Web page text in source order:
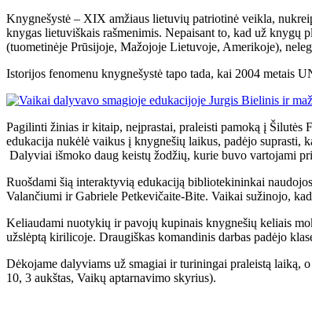
Knygnešystė – XIX amžiaus lietuvių patriotinė veikla,
knygas lietuviškais rašmenimis. Nepaisant to, kad už
(tuometinėje Prūsijoje, Mažojoje Lietuvoje, Amerikoje),
Istorijos fenomenu knygnešystė tapo tada, kai 2004 metais
Pagilinti žinias ir kitaip, neįprastai, praleisti pamoką į Šilutės
edukacija nukėlė vaikus į knygnešių laikus, padėjo suprasti,
Dalyviai išmoko daug keistų žodžių, kurie buvo vartojami
Ruošdami šią interaktyvią edukaciją bibliotekininkai
Valančiumi ir Gabriele Petkevičaite-Bite. Vaikai sužinojo,
Keliaudami nuotykių ir pavojų kupinais knygnešių keliais
užslėptą kirilicoje. Draugiškas komandinis darbas padėjo
Dėkojame dalyviams už smagiai ir turiningai praleistą laiką,
10, 3 aukštas, Vaikų aptarnavimo skyrius).